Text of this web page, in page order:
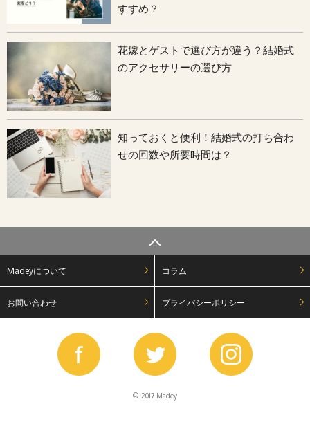
すすめ？
花嫁とゲストで選び方が違う？結婚式
のアクセサリーの選び方
知っておくと便利！結婚式の打ち合わ
せの回数や所要時間は？
Madeyについて コラム
お問い合わせ プライバシーポリシー
© 2017 Madey